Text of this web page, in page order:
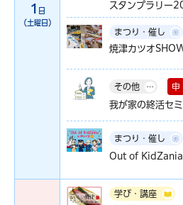
1
日
（土曜日）
スタンプラリー
まつり・催し
焼津カツオ
その他 申
我が家の終活セ
まつり・催し
Out of
学び・講座